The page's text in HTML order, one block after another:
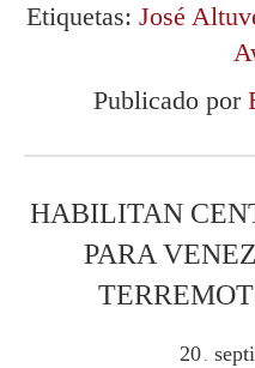
Etiquetas: José
Publicado por
HABILITAN
PARA
20 .